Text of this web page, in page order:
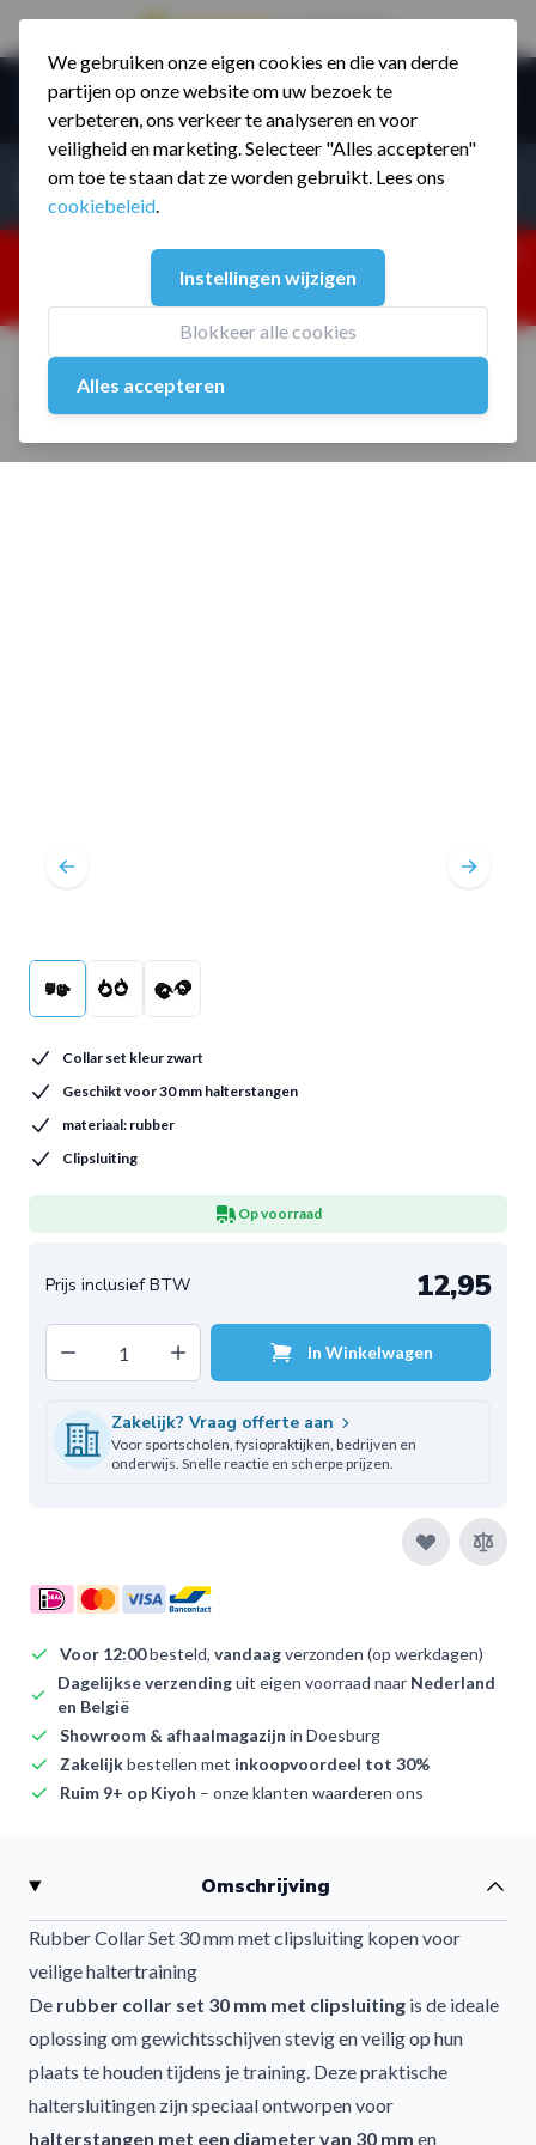
We gebruiken onze eigen cookies en die van derde
partijen op onze website om uw bezoek te
verbeteren, ons verkeer te analyseren en voor
veiligheid en marketing. Selecteer "Alles accepteren"
om toe te staan dat ze worden gebruikt. Lees ons
cookiebeleid.
Instellingen wijzigen
Blokkeer alle cookies
Alles accepteren
Ga naar de inhoud
Menu
Producten zoeken...
25% korting ivm vakantiesluiting. Gebruik code:
ZOMERMP. muv vloeren, fitnesstoestellen, boksartikelen,
zakelijk en dealer inlog. Verzending vanaf 19 aug.
Home / MP853 Collar set
MP853 Collar set
Collar set kleur zwart
Geschikt voor 30 mm halterstangen
materiaal: rubber
Clipsluiting
Op voorraad
12,95
Decrease quantityIncrease quantityIn Winkelwagen
Zakelijk? Vraag offerte aan
Voor sportscholen, fysiopraktijken, bedrijven en
onderwijs. Snelle reactie en scherpe prijzen.
Voor 12:00besteld, vandaagverzonden (op werkdagen)
Dagelijkse verzendinguit eigen voorraad naar Nederland
en België
Showroom & afhaalmagazijn in Doesburg
Zakelijkbestellen met inkoopvoordeel tot 30%
Ruim 9+ op Kiyoh – onze klanten waarderen ons
Omschrijving
Rubber Collar Set 30 mm met clipsluiting kopen voor
veilige haltertraining
De rubber collar set 30 mm met clipsluiting is de ideale
oplossing om gewichtsschijven stevig en veilig op hun
plaats te houden tijdens je training. Deze praktische
haltersluitingen zijn speciaal ontworpen voor
halterstangen met een diameter van 30 mm en